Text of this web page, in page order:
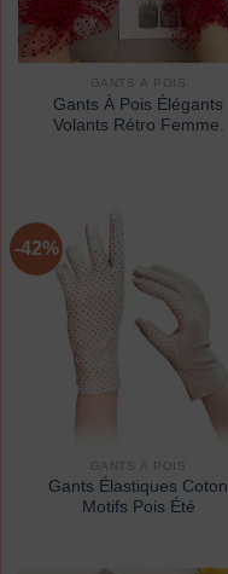
GANTS À POIS
Gants À Pois Élégants
Volants Rétro Femme.
-42%
GANTS À POIS
Gants Élastiques Coton
Motifs Pois Été